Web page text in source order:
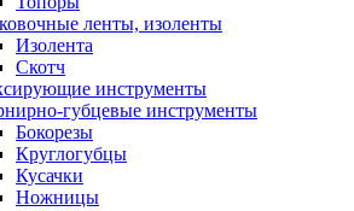
ленты, изоленты
Изолента
Скотч
инструменты
губцевые инструменты
Бокорезы
Круглогубцы
Кусачки
Ножницы